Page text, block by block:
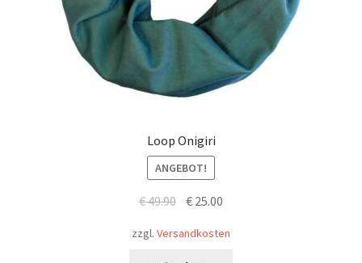
Loop Onigiri
ANGEBOT!
€49.90 Ursprünglicher
war:
€ 25.00
ist:
zzgl. Versandkosten